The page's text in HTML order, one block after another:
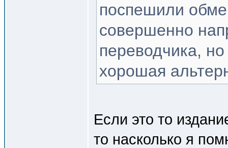
поспешили
совершенно
переводчика,
хорошая
Если это то
то насколько я